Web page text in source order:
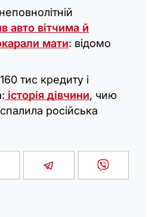
авто вітчима й
мати: відомо
тис кредиту і
історія дівчини, чию
російська